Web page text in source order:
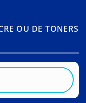
OU DE TONERS